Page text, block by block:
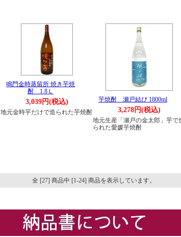
鳴門金時蒸留所 焼き芋焼
酎 1.8Ｌ
3,039円(税込)
地元金時芋だけで造られた芋焼酎
芋焼酎 瀬戸結び 1800ml
3,278円(税込)
地元生産「瀬戸の金太郎」芋で
られた愛媛芋焼酎
全 [27] 商品中 [1-24] 商品を表示しています。